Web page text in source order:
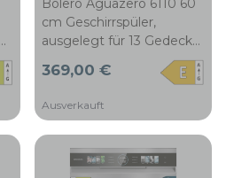
Bolero Aguazero 6110 60
cm Geschirrspüler,
ausgelegt für 13 Gedecke,
mit 6 Spülprogrammen
und Halbe Beladung-
Programm, KidLock und
FullTouch-Panel.
369,00 €
Ausverkauft